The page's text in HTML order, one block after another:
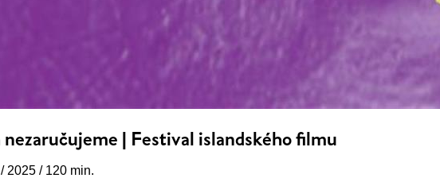
| Festival islandského filmu
2025 / 120 min.